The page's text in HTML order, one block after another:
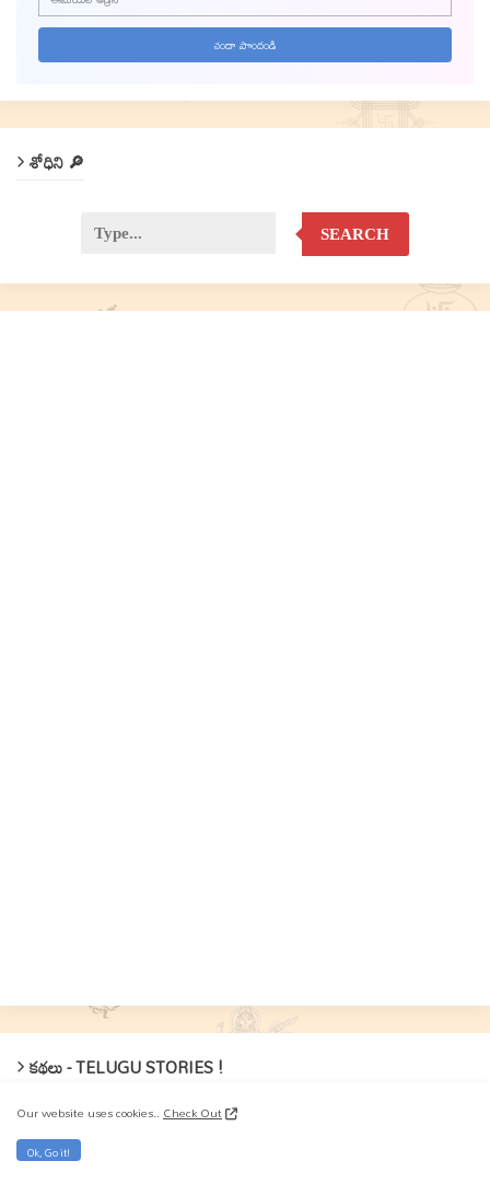
శోధిని 🔎
SEARCH
కథలు - TELUGU STORIES !
Our website uses cookies..Check Out
Ok, Go it!